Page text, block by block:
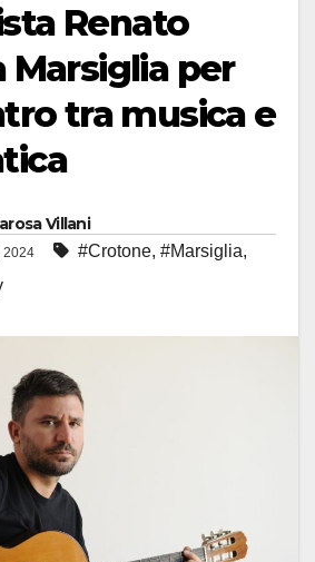
Renato
Marsiglia per
tra musica e
Villani
2024 #Crotone, #Marsiglia,